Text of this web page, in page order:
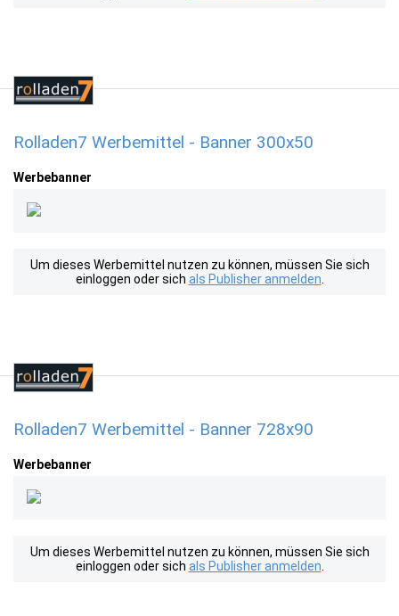
Rolladen7 Werbemittel - Banner 300x50
Werbebanner
Um dieses Werbemittel nutzen zu können, müssen Sie sich
einloggen oder sich als Publisher anmelden
Rolladen7 Werbemittel - Banner 728x90
Werbebanner
Um dieses Werbemittel nutzen zu können, müssen Sie sich
einloggen oder sich als Publisher anmelden